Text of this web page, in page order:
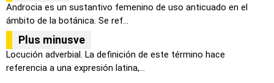
Androcia es un sustantivo femenino de uso anticuado en el
ámbito de la botánica. Se ref...
Plus minusve
Locución adverbial. La definición de este término hace
referencia a una expresión latina,...